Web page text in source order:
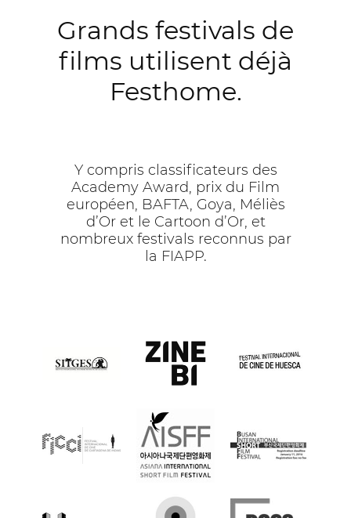
Grands festivals de
films utilisent déjà
Festhome.
Y compris classificateurs des
Academy Award, prix du Film
européen, BAFTA, Goya, Méliès
d’Or et le Cartoon d’Or, et
nombreux festivals reconnus par
la FIAPP.